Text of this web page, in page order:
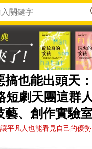
搞也能出頭天：
劇天團這群
藝、創作實驗
平凡人也能看見自己的優勢